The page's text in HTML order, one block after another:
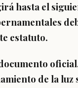
hasta el
estatuto.
de la luz